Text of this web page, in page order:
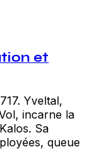
et
Yveltal,
incarne la
Sa
queue